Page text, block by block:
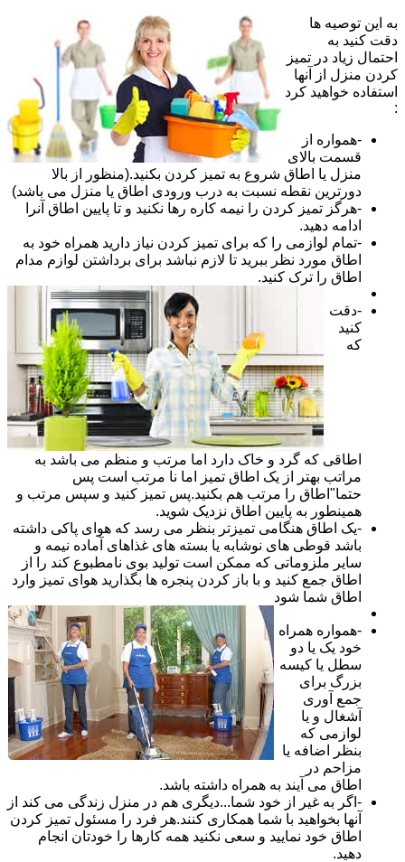
به این توصیه ها
دقت کنید به
احتمال زیاد در تمیز
کردن منزل از آنها
استفاده خواهید کرد
:
-همواره از
قسمت بالای
منزل یا اطاق شروع به تمیز کردن بکنید.(منظور از بالا
دورترین نقطه نسبت به درب ورودی اطاق یا منزل می باشد)
-هرگز تمیز کردن را نیمه کاره رها نکنید و تا پایین اطاق آنرا
ادامه دهید.
-تمام لوازمی را که برای تمیز کردن نیاز دارید همراه خود به
اطاق مورد نظر ببرید تا لازم نباشد برای برداشتن لوازم مدام
اطاق را ترک کنید.
-دقت
کنید
که
اطاقی که گرد و خاک دارد اما مرتب و منظم می باشد به
مراتب بهتر از یک اطاق تمیز اما نا مرتب است پس
حتما"اطاق را مرتب هم بکنید.پس تمیز کنید و سپس مرتب و
همینطور به پایین اطاق نزدیک شوید.
-یک اطاق هنگامی تمیزتر بنظر می رسد که هوای پاکی داشته
باشد قوطی های نوشابه یا بسته های غذاهای آماده نیمه و
سایر ملزوماتی که ممکن است تولید بوی نامطبوع کند را از
اطاق جمع کنید و با باز کردن پنجره ها بگذارید هوای تمیز وارد
اطاق شما شود
-همواره همراه
خود یک یا دو
سطل یا کیسه
بزرگ برای
جمع آوری
آشغال و یا
لوازمی که
بنظر اضافه یا
مزاحم در
اطاق می آیند به همراه داشته باشد.
-اگر به غیر از خود شما...دیگری هم در منزل زندگی می کند از
آنها بخواهید با شما همکاری کنند.هر فرد را مسئول تمیز کردن
اطاق خود نمایید و سعی نکنید همه کارها را خودتان انجام
دهید.